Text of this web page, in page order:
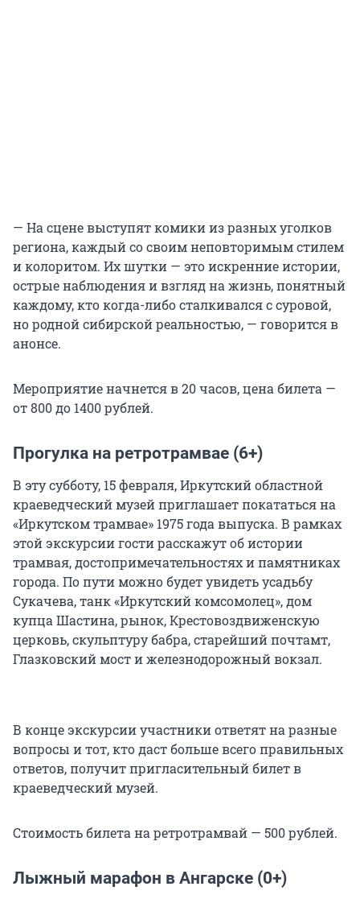
— На сцене выступят комики из разных уголков
региона, каждый со своим неповторимым стилем
и колоритом. Их шутки — это искренние истории,
острые наблюдения и взгляд на жизнь, понятный
каждому, кто когда-либо сталкивался с суровой,
но родной сибирской реальностью, — говорится в
анонсе.
Мероприятие начнется в 20 часов, цена билета —
от 800 до 1400 рублей.
Прогулка на ретротрамвае (6+)
В эту субботу, 15 февраля, Иркутский областной
краеведческий музей приглашает покататься на
«Иркутском трамвае» 1975 года выпуска. В рамках
этой экскурсии гости расскажут об истории
трамвая, достопримечательностях и памятниках
города. По пути можно будет увидеть усадьбу
Сукачева, танк «Иркутский комсомолец», дом
купца Шастина, рынок, Крестовоздвиженскую
церковь, скульптуру бабра, старейший почтамт,
Глазковский мост и железнодорожный вокзал.
В конце экскурсии участники ответят на разные
вопросы и тот, кто даст больше всего правильных
ответов, получит пригласительный билет в
краеведческий музей.
Стоимость билета на ретротрамвай — 500 рублей.
Лыжный марафон в Ангарске (0+)